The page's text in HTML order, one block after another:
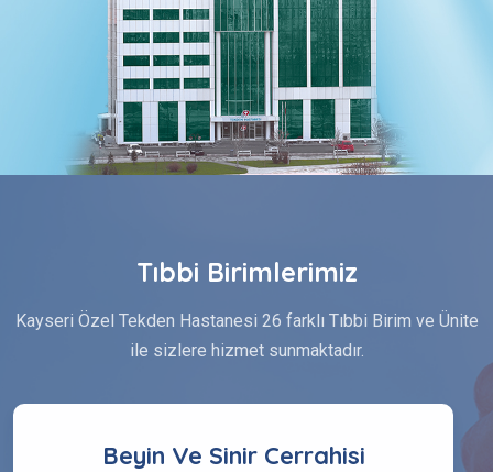
Tıbbi Birimlerimiz
Kayseri Özel Tekden Hastanesi 26 farklı Tıbbi Birim ve Ünite
ile sizlere hizmet sunmaktadır.
Beyin Ve Sinir Cerrahisi